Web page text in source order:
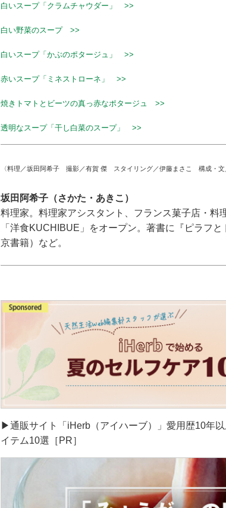
白いスープ「クラムチャウダー」 >>
白い野菜のスープ >>
白いスープ「かぶのポタージュ」 >>
赤いスープ「ミネストローネ」 >>
焼きトマトとビーツの真っ赤なポタージュ >>
透明なスープ「干し白菜のスープ」 >>
〈料理／坂田阿希子 撮影／有賀 傑 スタイリング／伊藤まさこ 構成・文
坂田阿希子（さかた・あきこ）
料理家。料理家アシスタント、フランス菓子店・料
「洋食KUCHIBUE」をオープン。著書に『ピラフ
京書籍）など。
▶通販サイト「iHerb（アイハーブ）」愛用歴10年
イテム10選［PR］